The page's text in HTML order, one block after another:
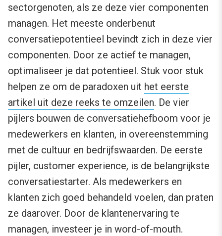
sectorgenoten, als ze deze vier componenten
managen. Het meeste onderbenut
conversatiepotentieel bevindt zich in deze vier
componenten. Door ze actief te managen,
optimaliseer je dat potentieel. Stuk voor stuk
helpen ze om de paradoxen uit het eerste
artikel uit deze reeks te omzeilen. De vier
pijlers bouwen de conversatiehefboom voor je
medewerkers en klanten, in overeenstemming
met de cultuur en bedrijfswaarden. De eerste
pijler, customer experience, is de belangrijkste
conversatiestarter. Als medewerkers en
klanten zich goed behandeld voelen, dan praten
ze daarover. Door de klantenervaring te
managen, investeer je in word-of-mouth.